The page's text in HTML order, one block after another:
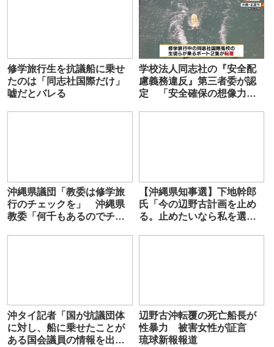
修学旅行生を抗議船に乗せ
たのは「同志社国際だけ」
嘘だとバレる
学校法人同志社の『安全配
慮義務違反』第三者委が認
定 「安全確保の想像力欠
沖縄県議団「教委は修学旅
行のチェックを」 沖縄県
教委「何千もあるのでチェ
【沖縄県知事選】下地幹郎
氏「今の辺野古計画を止め
る。止めたいなら私を選ん
沖タイ記者「国が抗議団体
に対し、船に乗せたことが
ある国会議員の情報を出せ
辺野古沖転覆の死亡船長が
性暴力 被害女性が証言
琉球新報報道